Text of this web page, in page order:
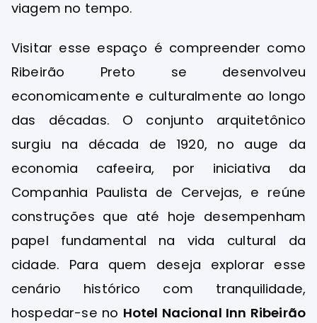
viagem no tempo.
Visitar esse espaço é compreender como
Ribeirão Preto se desenvolveu
economicamente e culturalmente ao longo
das décadas. O conjunto arquitetônico
surgiu na década de 1920, no auge da
economia cafeeira, por iniciativa da
Companhia Paulista de Cervejas, e reúne
construções que até hoje desempenham
papel fundamental na vida cultural da
cidade. Para quem deseja explorar esse
cenário histórico com tranquilidade,
hospedar-se no Hotel Nacional Inn Ribeirão